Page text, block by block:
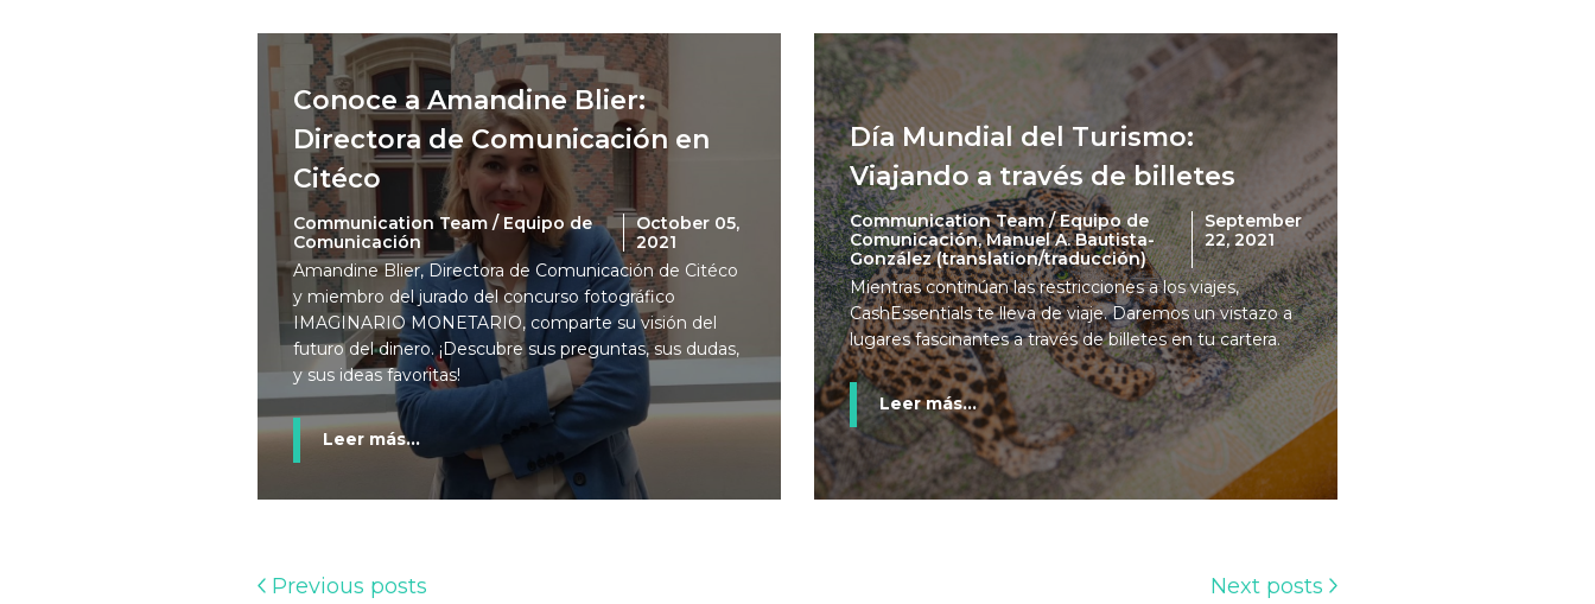
Conoce a Amandine Blier:
Directora de Comunicación en
Citéco
Communication Team / Equipo de
Comunicación
October 05,
2021
Amandine Blier, Directora de Comunicación de Citéco
y miembro del jurado del concurso fotográfico
IMAGINARIO MONETARIO, comparte su visión del
futuro del dinero. ¡Descubre sus preguntas, sus dudas,
y sus ideas favoritas!
Leer más...
Día Mundial del Turismo:
Viajando a través de billetes
Communication Team / Equipo de
Comunicación, Manuel A. Bautista-
González (translation/traducción)
September
22, 2021
Mientras continúan las restricciones a los viajes,
CashEssentials te lleva de viaje. Daremos un vistazo a
lugares fascinantes a través de billetes en tu cartera.
Leer más...
Previous posts
Next posts